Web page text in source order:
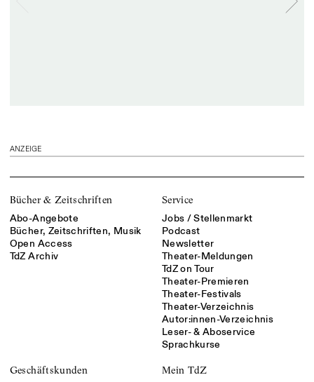
ANZEIGE
Bücher & Zeitschriften
Abo-Angebote
Bücher, Zeitschriften, Musik
Open Access
TdZ Archiv
Service
Jobs / Stellenmarkt
Podcast
Newsletter
Theater-Meldungen
TdZ on Tour
Theater-Premieren
Theater-Festivals
Theater-Verzeichnis
Autor:innen-Verzeichnis
Leser- & Aboservice
Sprachkurse
Geschäftskunden Mein TdZ